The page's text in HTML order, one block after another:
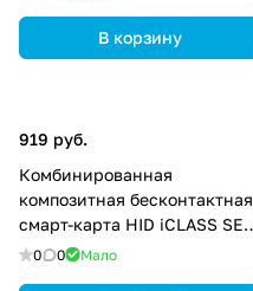
В корзину
919 руб.
Комбинированная
композитная бесконтактная
смарт-карта HID iCLASS SE
UHF и iCLASS 32k bit
0 0 Мало